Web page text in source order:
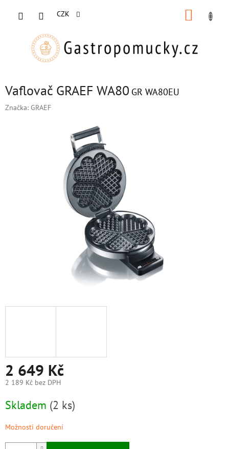
CZK
Vaflovač GRAEF WA80 GR WA80EU
Značka: GRAEF
2 649 Kč
2 189 Kč bez DPH
cena:
Skladem (2 ks)
Možnosti doručení